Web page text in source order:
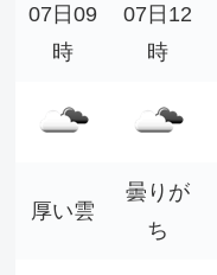
07日09
時
07日12
時
厚い雲
曇りが
ち